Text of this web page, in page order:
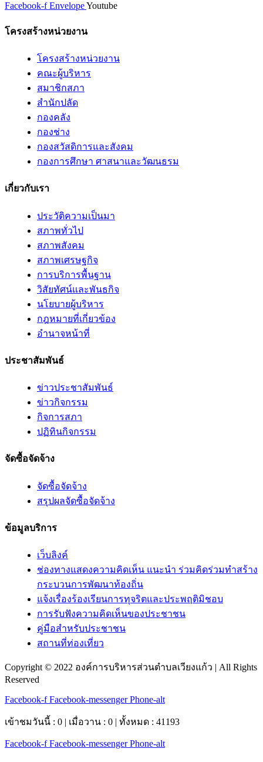
Facebook-f EnvelopeYoutube
โครงสร้างหน่วยงาน
โครงสร้างหน่วยงาน
คณะผู้บริหาร
สมาชิกสภา
สำนักปลัด
กองคลัง
กองช่าง
กองสวัสดิการและสังคม
กองการศึกษา ศาสนาและวัฒนธรม
เกี่ยวกับเรา
ประวัติความเป็นมา
สภาพทั่วไป
สภาพสังคม
สภาพเศรษฐกิจ
การบริการพื้นฐาน
วิสัยทัศน์และพันธกิจ
นโยบายผู้บริหาร
กฎหมายที่เกี่ยวข้อง
อํานาจหน้าที่
ประชาสัมพันธ์
ข่าวประชาสัมพันธ์
ข่าวกิจกรรม
กิจการสภา
ปฏิทินกิจกรรม
จัดซื้อจัดจ้าง
จัดซื้อจัดจ้าง
สรุปผลจัดซื้อจัดจ้าง
ข้อมูลบริการ
เว็บลิงค์
ช่องทางแสดงความคิดเห็น แนะนำ ร่วมคิดร่วมทำสร้าง
กระบวนการพัฒนาท้องถิ่น
แจ้งเรื่องร้องเรียนการทุจริตและประพฤติมิชอบ
การรับฟังความคิดเห็นของประชาชน
คู่มือสำหรับประชาชน
สถานที่ท่องเที่ยว
Copyright © 2022 องค์การบริหารส่วนตำบลเวียงแก้ว | All Rights
Reserved
Facebook-f Facebook-messenger Phone-alt
เข้าชมวันนี้ : 0 | เมื่อวาน : 0 | ทั้งหมด : 41193
Facebook-f Facebook-messenger Phone-alt